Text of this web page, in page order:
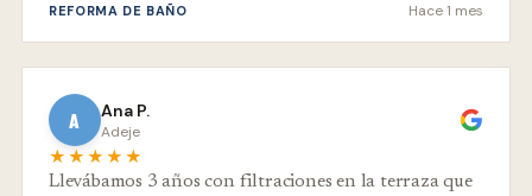
REFORMA DE BAÑO Hace 1 mes
A Ana P.
Adeje
★★★★★
Llevábamos 3 años con filtraciones en la terraza que